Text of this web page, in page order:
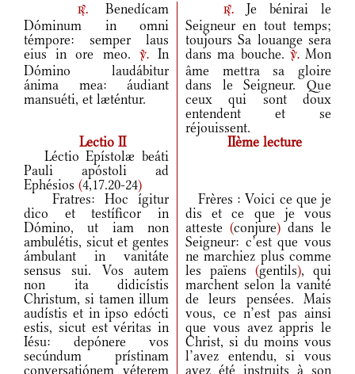
r.Benedícam
Dóminum in omni
témpore: semper laus
eius in ore meo.
v.In
Dómino laudábitur
ánima mea: áudiant
mansuéti, et læténtur.
r.Je bénirai le
Seigneur en tout temps;
toujours Sa louange sera
dans ma bouche. v.Mon
âme mettra sa gloire
dans le Seigneur. Que
ceux qui sont doux
entendent et se
réjouissent.
Lectio II
IIème lecture
Léctio Epístolæ beáti
Pauli apóstoli ad
Ephésios (4,17.20-24)
Fratres: Hoc ígitur
dico et testíficor in
Dómino, ut iam non
ambulétis, sicut et gentes
ámbulant in vanitáte
sensus sui. Vos autem
non ita didicístis
Christum, si tamen illum
audístis et in ipso edócti
estis, sicut est véritas in
Iésu: depónere vos
secúndum prístinam
conversatiónem véterem
Frères : Voici ce que je
dis et ce que je vous
atteste (conjure) dans le
Seigneur: c’est que vous
ne marchiez plus comme
les païens (gentils), qui
marchent selon la vanité
de leurs pensées. Mais
vous, ce n’est pas ainsi
que vous avez appris le
Christ, si du moins vous
l’avez entendu, si vous
avez été instruits à son